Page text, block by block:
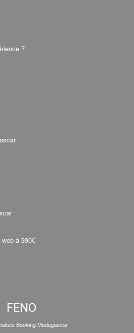
?
à 390€
FENO
Booking Madagascar